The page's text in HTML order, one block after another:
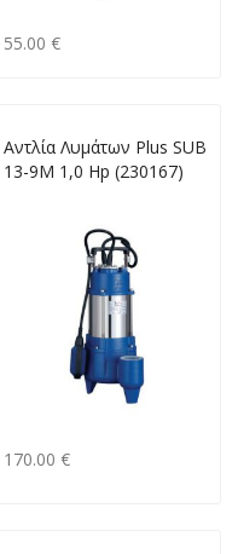
55.00 €
Αντλία Λυμάτων Plus SUB
13-9M 1,0 Hp (230167)
170.00 €